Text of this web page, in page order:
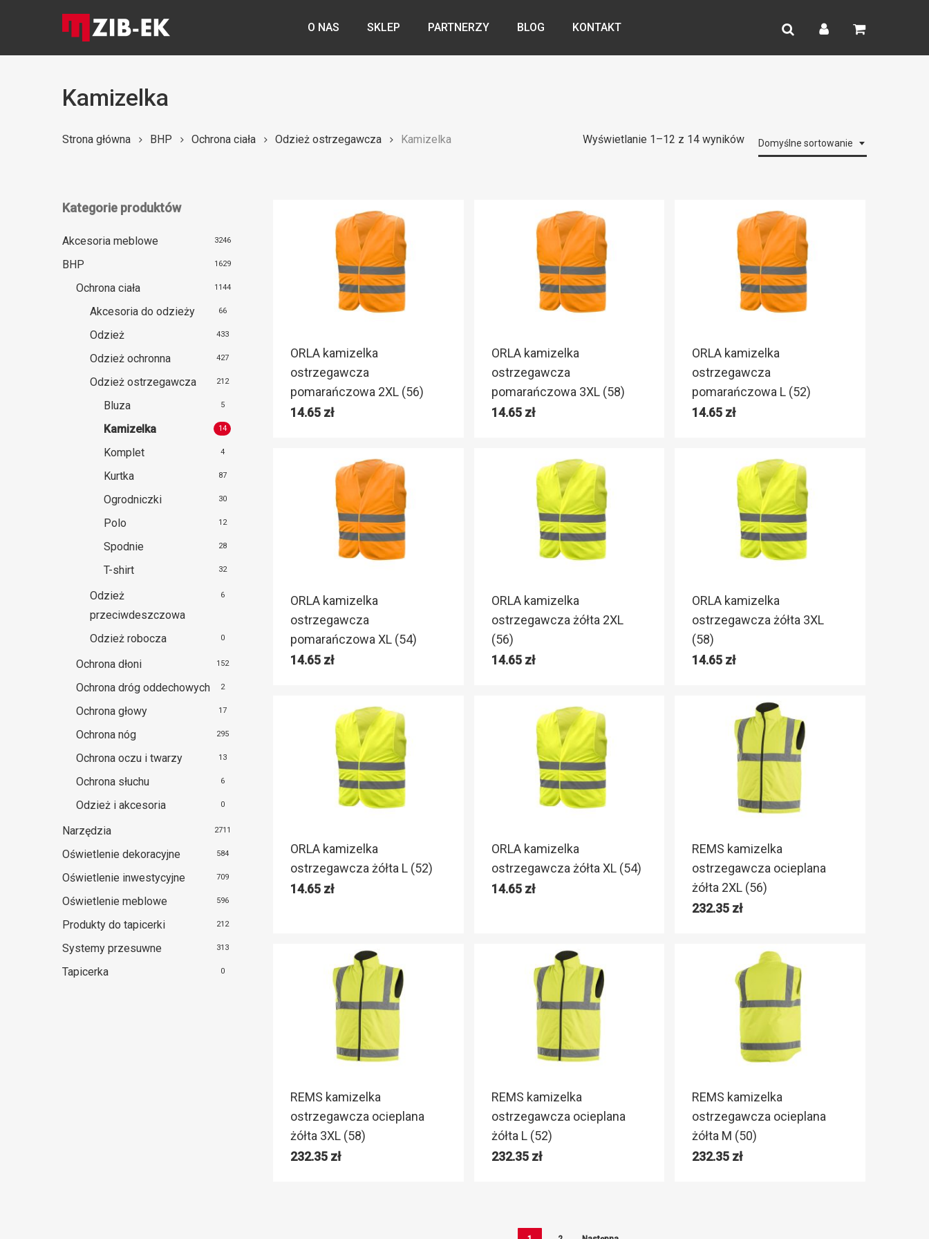
O NAS SKLEP PARTNERZY BLOG KONTAKT searchaccount
Kamizelka
Domyślne sortowanie
Wyświetlanie 1–12 z 14 wyników
Strona główna BHP Ochrona ciała Odzież ostrzegawcza Kamizelka
Kategorie produktów
Akcesoria meblowe 3246
BHP 1629
Ochrona ciała 1144
Akcesoria do odzieży 66
Odzież 433
Odzież ochronna 427
Odzież ostrzegawcza 212
Bluza 5
Kamizelka 14
Komplet 4
Kurtka 87
Ogrodniczki 30
Polo 12
Spodnie 28
T-shirt 32
Odzież
przeciwdeszczowa
6
Odzież robocza 0
Ochrona dłoni 152
Ochrona dróg oddechowych 2
Ochrona głowy 17
Ochrona nóg 295
Ochrona oczu i twarzy 13
Ochrona słuchu 6
Odzież i akcesoria 0
Narzędzia 2711
Oświetlenie dekoracyjne 584
Oświetlenie inwestycyjne 709
Oświetlenie meblowe 596
Produkty do tapicerki 212
Systemy przesuwne 313
Tapicerka 0
ORLA kamizelka
ostrzegawcza
pomarańczowa 2XL (56)
14.65 zł
ORLA kamizelka
ostrzegawcza
pomarańczowa 3XL (58)
14.65 zł
ORLA kamizelka
ostrzegawcza
pomarańczowa L (52)
14.65 zł
ORLA kamizelka
ostrzegawcza
pomarańczowa XL (54)
14.65 zł
ORLA kamizelka
ostrzegawcza żółta 2XL
(56)
14.65 zł
ORLA kamizelka
ostrzegawcza żółta 3XL
(58)
14.65 zł
ORLA kamizelka
ostrzegawcza żółta L (52)
14.65 zł
ORLA kamizelka
ostrzegawcza żółta XL (54)
14.65 zł
REMS kamizelka
ostrzegawcza ocieplana
żółta 2XL (56)
232.35 zł
REMS kamizelka
ostrzegawcza ocieplana
żółta 3XL (58)
232.35 zł
REMS kamizelka
ostrzegawcza ocieplana
żółta L (52)
232.35 zł
REMS kamizelka
ostrzegawcza ocieplana
żółta M (50)
232.35 zł